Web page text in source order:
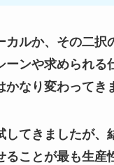
カルか、その二択
ーンや求められる
なり変わってき
してきましたが、
ることが最も生産